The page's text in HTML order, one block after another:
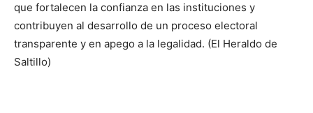
que fortalecen la confianza en las instituciones y
contribuyen al desarrollo de un proceso electoral
transparente y en apego a la legalidad. (El Heraldo de
Saltillo)